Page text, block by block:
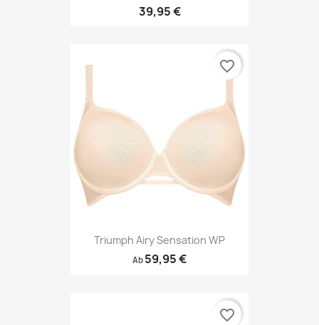
39,95 €
Triumph Airy Sensation WP
Ab 59,95 €
favorite_border
favorite_border